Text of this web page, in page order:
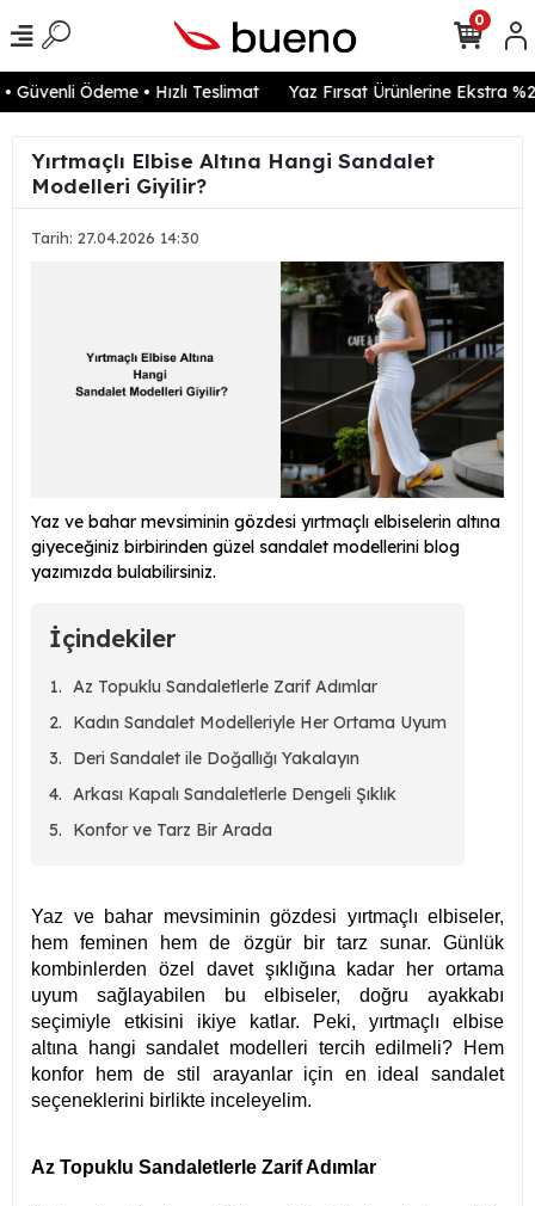
Ödeme • Hızlı Teslimat Yaz Fırsat Ürünlerine Ekstra
0
Yırtmaçlı Elbise Altına Hangi Sandalet
Modelleri Giyilir?
Tarih: 27.04.2026 14:30
Yaz ve bahar mevsiminin gözdesi yırtmaçlı elbiselerin altına
giyeceğiniz birbirinden güzel sandalet modellerini blog
yazımızda bulabilirsiniz.
İçindekiler
Az Topuklu Sandaletlerle Zarif Adımlar
Kadın Sandalet Modelleriyle Her Ortama Uyum
Deri Sandalet ile Doğallığı Yakalayın
Arkası Kapalı Sandaletlerle Dengeli Şıklık
Konfor ve Tarz Bir Arada
Yaz ve bahar mevsiminin gözdesi yırtmaçlı elbiseler,
hem feminen hem de özgür bir tarz sunar. Günlük
kombinlerden özel davet şıklığına kadar her ortama
uyum sağlayabilen bu elbiseler, doğru ayakkabı
seçimiyle etkisini ikiye katlar. Peki, yırtmaçlı elbise
altına hangi sandalet modelleri tercih edilmeli? Hem
konfor hem de stil arayanlar için en ideal sandalet
seçeneklerini birlikte inceleyelim.
Az Topuklu Sandaletlerle Zarif Adımlar